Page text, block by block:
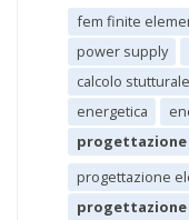
fem finite
power supply
calcolo stutturale
energetica
progettazione
progettazione
progettazione